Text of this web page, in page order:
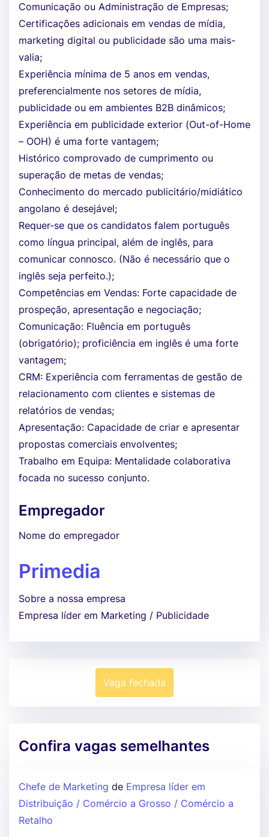
Comunicação ou Administração de Empresas;
Certificações adicionais em vendas de mídia,
marketing digital ou publicidade são uma mais-
valia;
Experiência mínima de 5 anos em vendas,
preferencialmente nos setores de mídia,
publicidade ou em ambientes B2B dinâmicos;
Experiência em publicidade exterior (Out-of-Home
– OOH) é uma forte vantagem;
Histórico comprovado de cumprimento ou
superação de metas de vendas;
Conhecimento do mercado publicitário/midiático
angolano é desejável;
Requer-se que os candidatos falem português
como língua principal, além de inglês, para
comunicar connosco. (Não é necessário que o
inglês seja perfeito.);
Competências em Vendas: Forte capacidade de
prospeção, apresentação e negociação;
Comunicação: Fluência em português
(obrigatório); proficiência em inglês é uma forte
vantagem;
CRM: Experiência com ferramentas de gestão de
relacionamento com clientes e sistemas de
relatórios de vendas;
Apresentação: Capacidade de criar e apresentar
propostas comerciais envolventes;
Trabalho em Equipa: Mentalidade colaborativa
focada no sucesso conjunto.
Empregador
Nome do empregador
Primedia
Sobre a nossa empresa
Empresa líder em Marketing / Publicidade
Vaga fechada
Confira vagas semelhantes
Chefe de Marketing de Empresa líder em
Distribuição / Comércio a Grosso / Comércio a
Retalho